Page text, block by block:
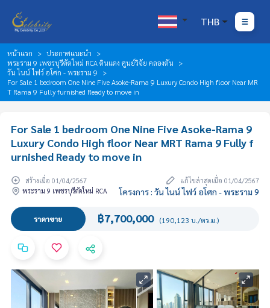
THB
หน้าแรก
ประกาศแนะนำ
พระราม 9 เพชรบุรีตัดใหม่ RCA ดินแดง ศูนย์วิจัย คลองตัน
วัน ไนน์ ไฟว์ อโศก - พระราม 9
For Sale 1 bedroom One Nine Five Asoke-Rama 9 Luxury Condo High floor Near MR
T Rama 9 Fully furnished Ready to move in
For Sale 1 bedroom One Nine Five Asoke-Rama 9
Luxury Condo High floor Near MRT Rama 9 Fully f
urnished Ready to move in
สร้างเมื่อ 01/04/2567
แก้ไขล่าสุดเมื่อ 01/04/2567
พระราม 9 เพชรบุรีตัดใหม่ RCA
โครงการ : วัน ไนน์ ไฟว์ อโศก - พระราม 9
ราคาขาย ฿7,700,000 (190,123 บ./ตร.ม.)